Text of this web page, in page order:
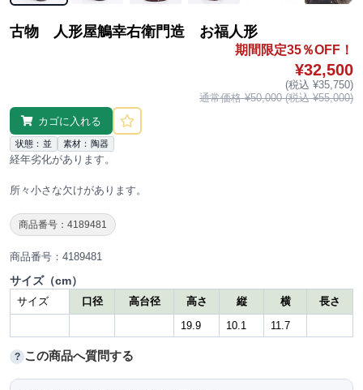
古物 人形屋鵤幸右衛門造 お福人形
期間限定35％OFF！
¥32,500
(税込 ¥35,750)
通常価格 ¥50,000 (税込 ¥55,000)
カゴに入れる
状態：並 素材：陶器
経年劣化があります。
所々小さな欠けがあります。
商品番号：4189481
商品番号：4189481
サイズ（cm）
サイズ 口径 高台径 高さ 縦 横
長さ
19.9
10.1 11.7
? この商品へ質問する